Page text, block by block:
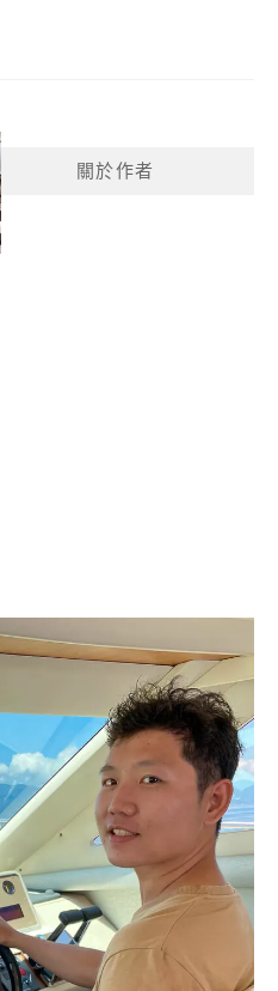
關於作者